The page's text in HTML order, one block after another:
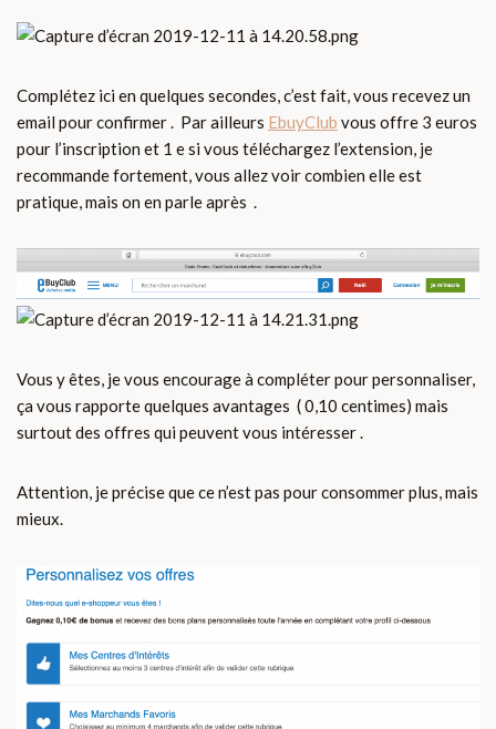
Complétez ici en quelques secondes, c’est fait, vous recevez un
email pour confirmer . Par ailleurs EbuyClub vous offre 3 euros
pour l’inscription et 1 e si vous téléchargez l’extension, je
recommande fortement, vous allez voir combien elle est
pratique, mais on en parle après .
Vous y êtes, je vous encourage à compléter pour personnaliser,
ça vous rapporte quelques avantages ( 0,10 centimes) mais
surtout des offres qui peuvent vous intéresser .
Attention, je précise que ce n’est pas pour consommer plus, mais
mieux.